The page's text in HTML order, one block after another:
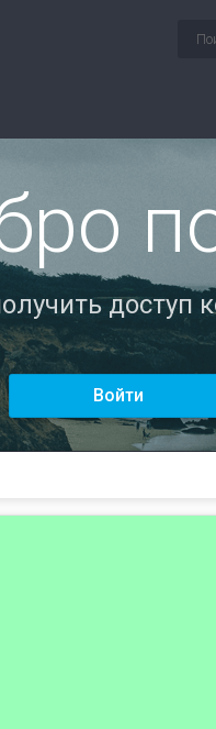
Войти